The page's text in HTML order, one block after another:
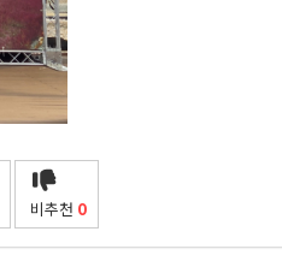
비추천 0